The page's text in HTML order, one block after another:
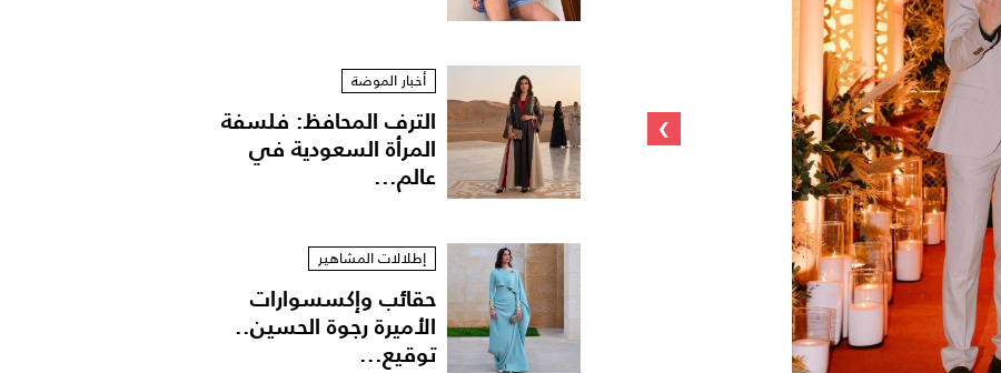
›
أخبار الموضة
الترف المحافظ: فلسفة
المرأة السعودية في
عالم...
إطلالات المشاهير
حقائب وإكسسوارات
الأميرة رجوة الحسين..
توقيع...